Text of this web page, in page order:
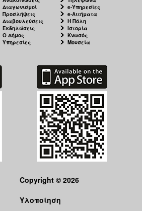
Διαγωνισμοί
Προσλήψεις
Διαβουλεύσεις
Εκδηλώσεις
Ο Δήμος
Υπηρεσίες
e-Υπηρεσίες
e-Αιτήματα
Η Πόλη
Ιστορία
Κνωσός
Μουσεία
Copyright © 2026
Υλοποίηση